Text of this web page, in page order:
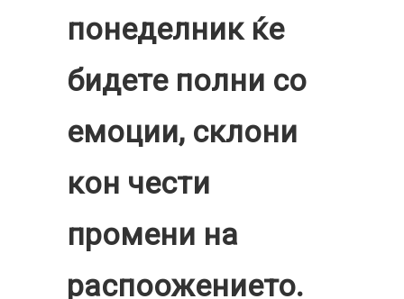
понеделник ќе
бидете полни со
емоции, склони
кон чести
промени на
распоожението.